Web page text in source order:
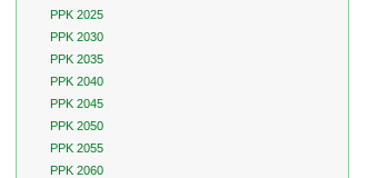
PPK 2025
PPK 2030
PPK 2035
PPK 2040
PPK 2045
PPK 2050
PPK 2055
PPK 2060